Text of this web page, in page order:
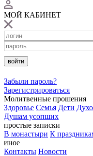
МОЙ КАБИНЕТ
войти
Забыли пароль?
Зарегистрироваться
Молитвенные прошения
Здоровье Семья Дети
Душам усопших
простые записки
В монастыри К
иное
Контакты Новости